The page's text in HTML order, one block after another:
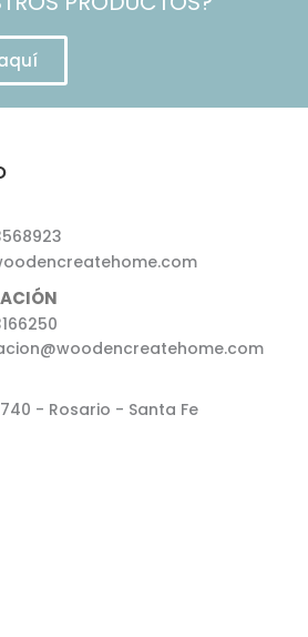
- Rosario - Santa Fe